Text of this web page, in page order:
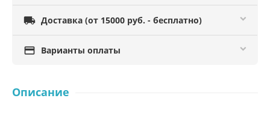
 Доставка (от 15000 руб. - бесплатно)
 Варианты оплаты
Описание